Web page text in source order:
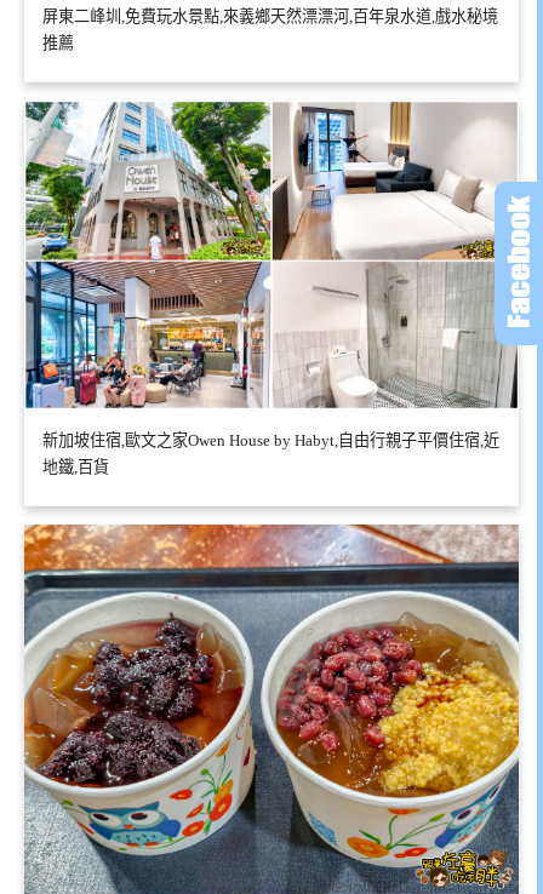
屏東二峰圳,免費玩水景點,來義鄉天然漂漂河,百年泉水道,戲水秘境
推薦
新加坡住宿,歐文之家Owen House by Habyt,自由行親子平價住宿,近
地鐵,百貨